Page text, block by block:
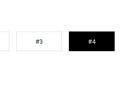
#3 #4